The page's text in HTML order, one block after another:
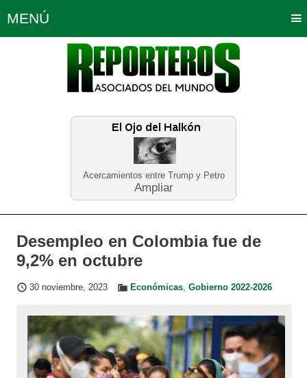
Acercamientos entre Trump y Petro
Ampliar
MENÚ
Política Opinión Bogotá
Planeta Tierra Deportes
Educación Neira
Desempleo en Colombia fue de
9,2% en octubre
30 noviembre, 2023 Económicas, Gobierno 2022-2026